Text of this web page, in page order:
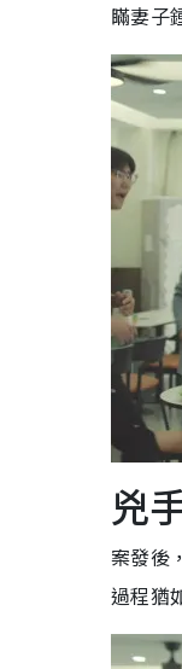
瞞妻子
兇
案發後
過程猶